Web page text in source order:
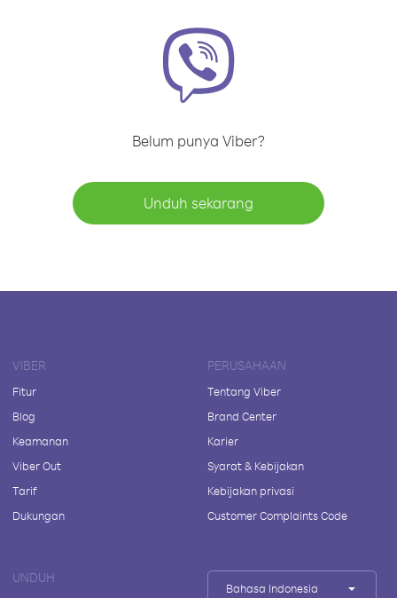
Belum punya Viber?
Unduh sekarang
VIBER
Fitur
Blog
Keamanan
Viber Out
Tarif
Dukungan
PERUSAHAAN
Tentang Viber
Brand Center
Karier
Syarat & Kebijakan
Kebijakan privasi
Customer Complaints Code
UNDUH
Bahasa Indonesia